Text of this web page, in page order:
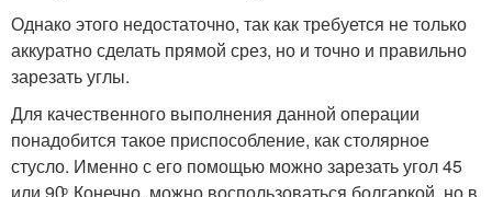
Однако этого недостаточно, так как требуется не только
аккуратно сделать прямой срез, но и точно и правильно
зарезать углы.
Для качественного выполнения данной операции
понадобится такое приспособление, как столярное
стусло. Именно с его помощью можно зарезать угол 45
или 90ͦ. Конечно, можно воспользоваться болгаркой, но в